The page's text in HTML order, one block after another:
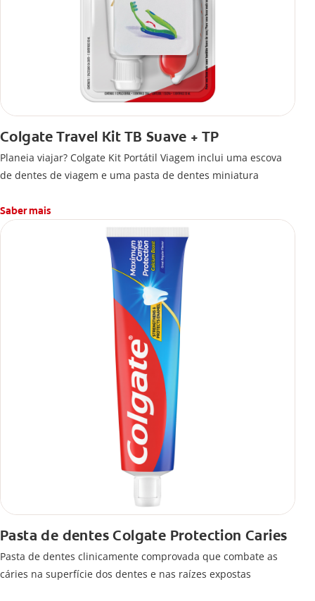
Colgate Travel Kit TB Suave + TP
Planeia viajar? Colgate Kit Portátil Viagem inclui uma escova
de dentes de viagem e uma pasta de dentes miniatura
Saber mais
Pasta de dentes Colgate Protection Caries
Pasta de dentes clinicamente comprovada que combate as
cáries na superfície dos dentes e nas raízes expostas